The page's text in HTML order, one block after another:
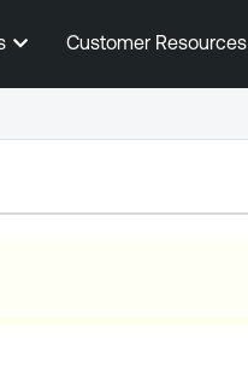
Customer Resources